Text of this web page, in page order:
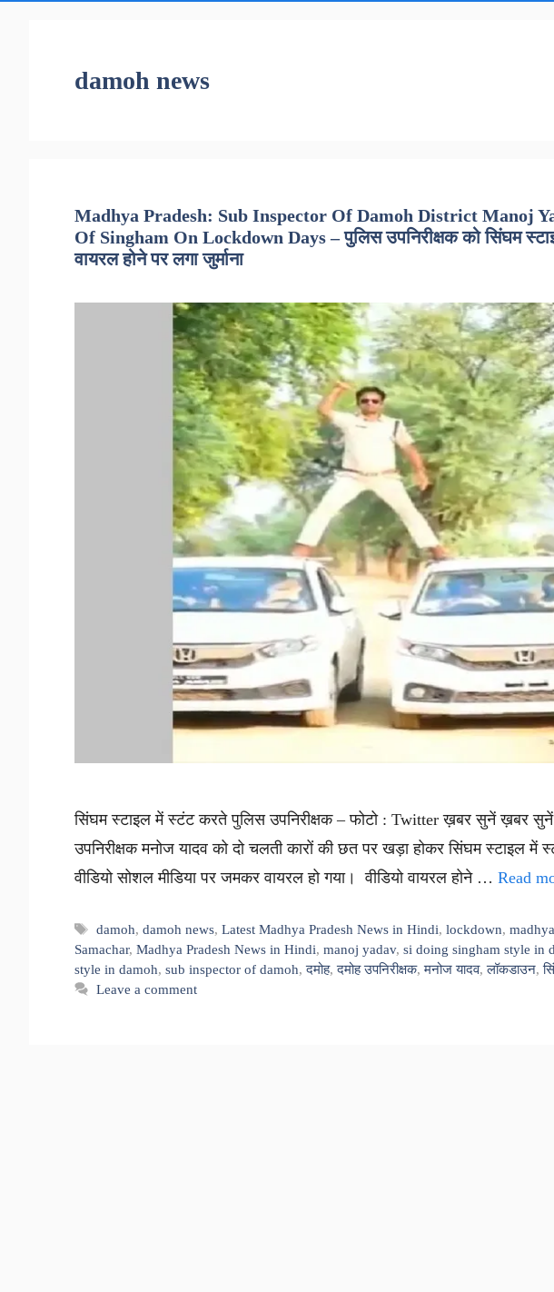
damoh news
Madhya Pradesh: Sub Inspector Of Damoh District Manoj
Of Singham On Lockdown Days – पुलिस उपनिरीक्षक को सिंघम
वायरल होने पर लगा जुर्माना
सिंघम स्टाइल में स्टंट करते पुलिस उपनिरीक्षक – फोटो : Twitter ख़बर सुनें ख़बर
उपनिरीक्षक मनोज यादव को दो चलती कारों की छत पर खड़ा होकर सिंघम स्टाइल में
वीडियो सोशल मीडिया पर जमकर वायरल हो गया। वीडियो वायरल होने … Read
Tags
damoh,damoh news,Latest Madhya Pradesh News in Hindi,lockdown,
Samachar, Madhya Pradesh News in Hindi, manoj yadav, si doing singham style in
style in damoh, sub inspector of damoh,दमोह,दमोह उपनिरीक्षक,मनोज यादव,लॉकडाउन,
Leave a comment